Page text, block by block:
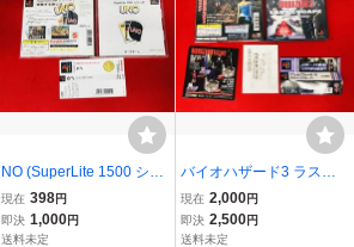
NO (SuperLite 1500 シリ
ーズ）商品説明必読！！
帯 付 美品
現在 398円
即決 1,000円
送料未定
バイオハザード3 ラスト
エスケープ 商品説明必
読！ ハガキ 帯 チラシ 付
現在 2,000円
即決 2,500円
送料未定